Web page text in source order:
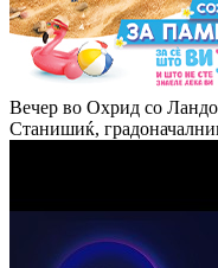
Вечер во Охрид со
Станишиќ,